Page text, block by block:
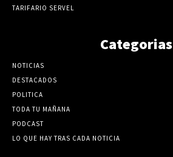
TARIFARIO SERVEL
Categorias
NOTICIAS
DESTACADOS
POLITICA
TODA TU MAÑANA
PODCAST
LO QUE HAY TRAS CADA NOTICIA